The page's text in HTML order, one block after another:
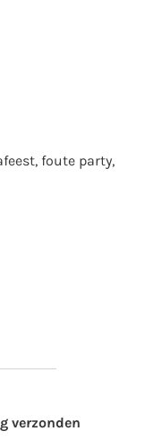
foute party,
verzonden